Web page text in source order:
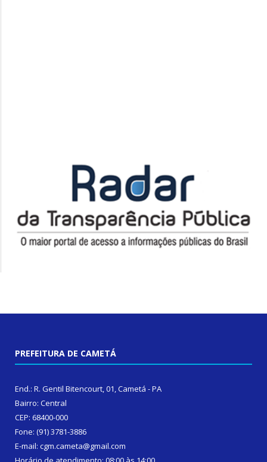
PREFEITURA DE CAMETÁ
End.: R. Gentil Bitencourt, 01, Cametá - PA
Bairro: Central
CEP: 68400-000
Fone: (91) 3781-3886
E-mail: cgm.cameta@gmail.com